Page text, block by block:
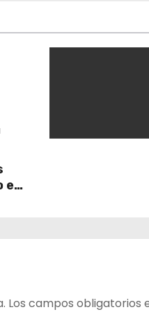
en
Los campos obligatorios